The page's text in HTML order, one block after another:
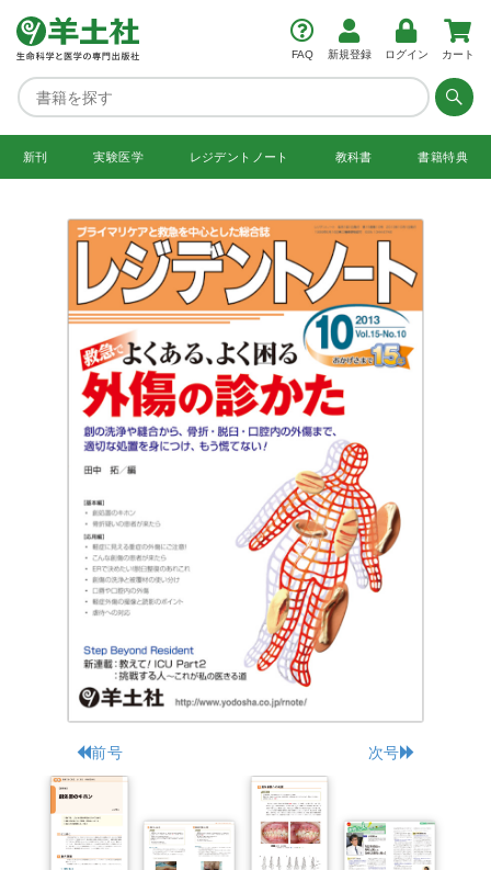
FAQ 新規登録 ログイン カート
新刊 実験医学 レジデント ノート 教科書 書籍特典
前号 次号